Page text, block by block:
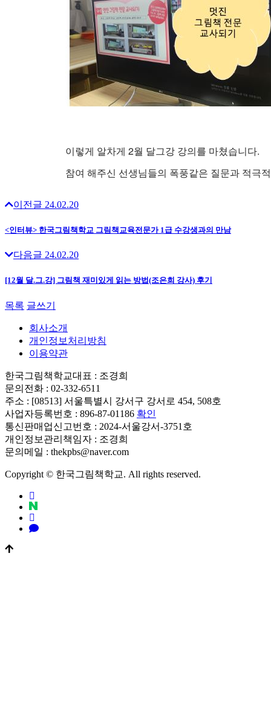
이렇게 알차게 2월 달그강 강의를 마쳤습니다.
참여 해주신 선생님들의 폭풍같은 질문과 적극
이전글 24.02.20
<인터뷰> 한국그림책학교 그림책교육전문가 1급 수강생과의 만남
다음글 24.02.20
[12월 달.그.강] 그림책 재미있게 읽는 방법(조은희 강사) 후기
목록 글쓰기
회사소개
개인정보처리방침
이용약관
한국그림책학교대표 : 조경희
문의전화 : 02-332-6511
주소 : [08513] 서울특별시 강서구 강서로 454, 508호
사업자등록번호 : 896-87-01186 확인
통신판매업신고번호 : 2024-서울강서-3751호
개인정보관리책임자 : 조경희
문의메일 : thekpbs@naver.com
Copyright © 한국그림책학교. All rights reserved.